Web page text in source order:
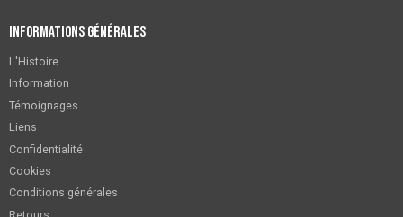
Informations générales
L'Histoire
Information
Témoignages
Liens
Confidentialité
Cookies
Conditions générales